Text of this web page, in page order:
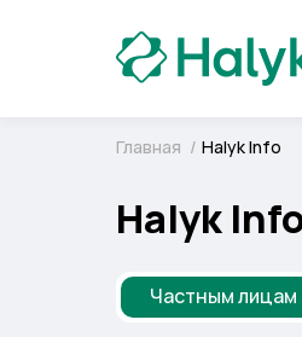
Главная / Halyk Info
Halyk
Частным лицам